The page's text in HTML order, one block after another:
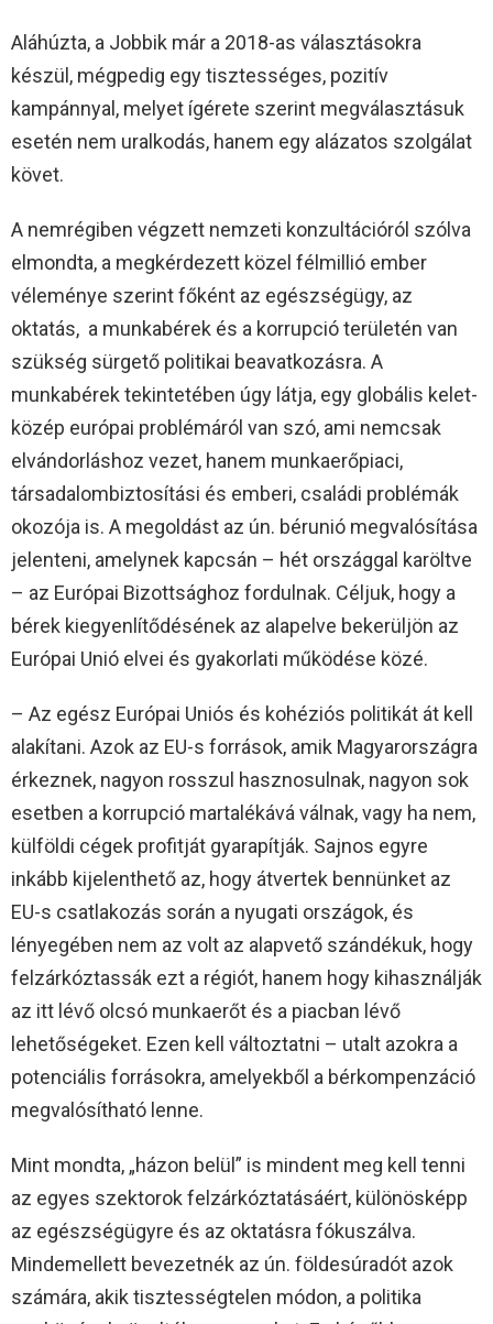
Aláhúzta, a Jobbik már a 2018-as választásokra
készül, mégpedig egy tisztességes, pozitív
kampánnyal, melyet ígérete szerint megválasztásuk
esetén nem uralkodás, hanem egy alázatos szolgálat
követ.
A nemrégiben végzett nemzeti konzultációról szólva
elmondta, a megkérdezett közel félmillió ember
véleménye szerint főként az egészségügy, az
oktatás, a munkabérek és a korrupció területén van
szükség sürgető politikai beavatkozásra. A
munkabérek tekintetében úgy látja, egy globális kelet-
közép európai problémáról van szó, ami nemcsak
elvándorláshoz vezet, hanem munkaerőpiaci,
társadalombiztosítási és emberi, családi problémák
okozója is. A megoldást az ún. bérunió megvalósítása
jelenteni, amelynek kapcsán – hét országgal karöltve
– az Európai Bizottsághoz fordulnak. Céljuk, hogy a
bérek kiegyenlítődésének az alapelve bekerüljön az
Európai Unió elvei és gyakorlati működése közé.
– Az egész Európai Uniós és kohéziós politikát át kell
alakítani. Azok az EU-s források, amik Magyarországra
érkeznek, nagyon rosszul hasznosulnak, nagyon sok
esetben a korrupció martalékává válnak, vagy ha nem,
külföldi cégek profitját gyarapítják. Sajnos egyre
inkább kijelenthető az, hogy átvertek bennünket az
EU-s csatlakozás során a nyugati országok, és
lényegében nem az volt az alapvető szándékuk, hogy
felzárkóztassák ezt a régiót, hanem hogy kihasználják
az itt lévő olcsó munkaerőt és a piacban lévő
lehetőségeket. Ezen kell változtatni – utalt azokra a
potenciális forrásokra, amelyekből a bérkompenzáció
megvalósítható lenne.
Mint mondta, „házon belül” is mindent meg kell tenni
az egyes szektorok felzárkóztatásáért, különösképp
az egészségügyre és az oktatásra fókuszálva.
Mindemellett bevezetnék az ún. földesúradót azok
számára, akik tisztességtelen módon, a politika